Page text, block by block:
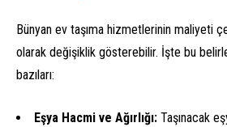
Bünyan ev taşıma hizmetlerinin maliyeti
olarak değişiklik gösterebilir. İşte bu
bazıları:
Eşya Hacmi ve Ağırlığı: Taşınacak